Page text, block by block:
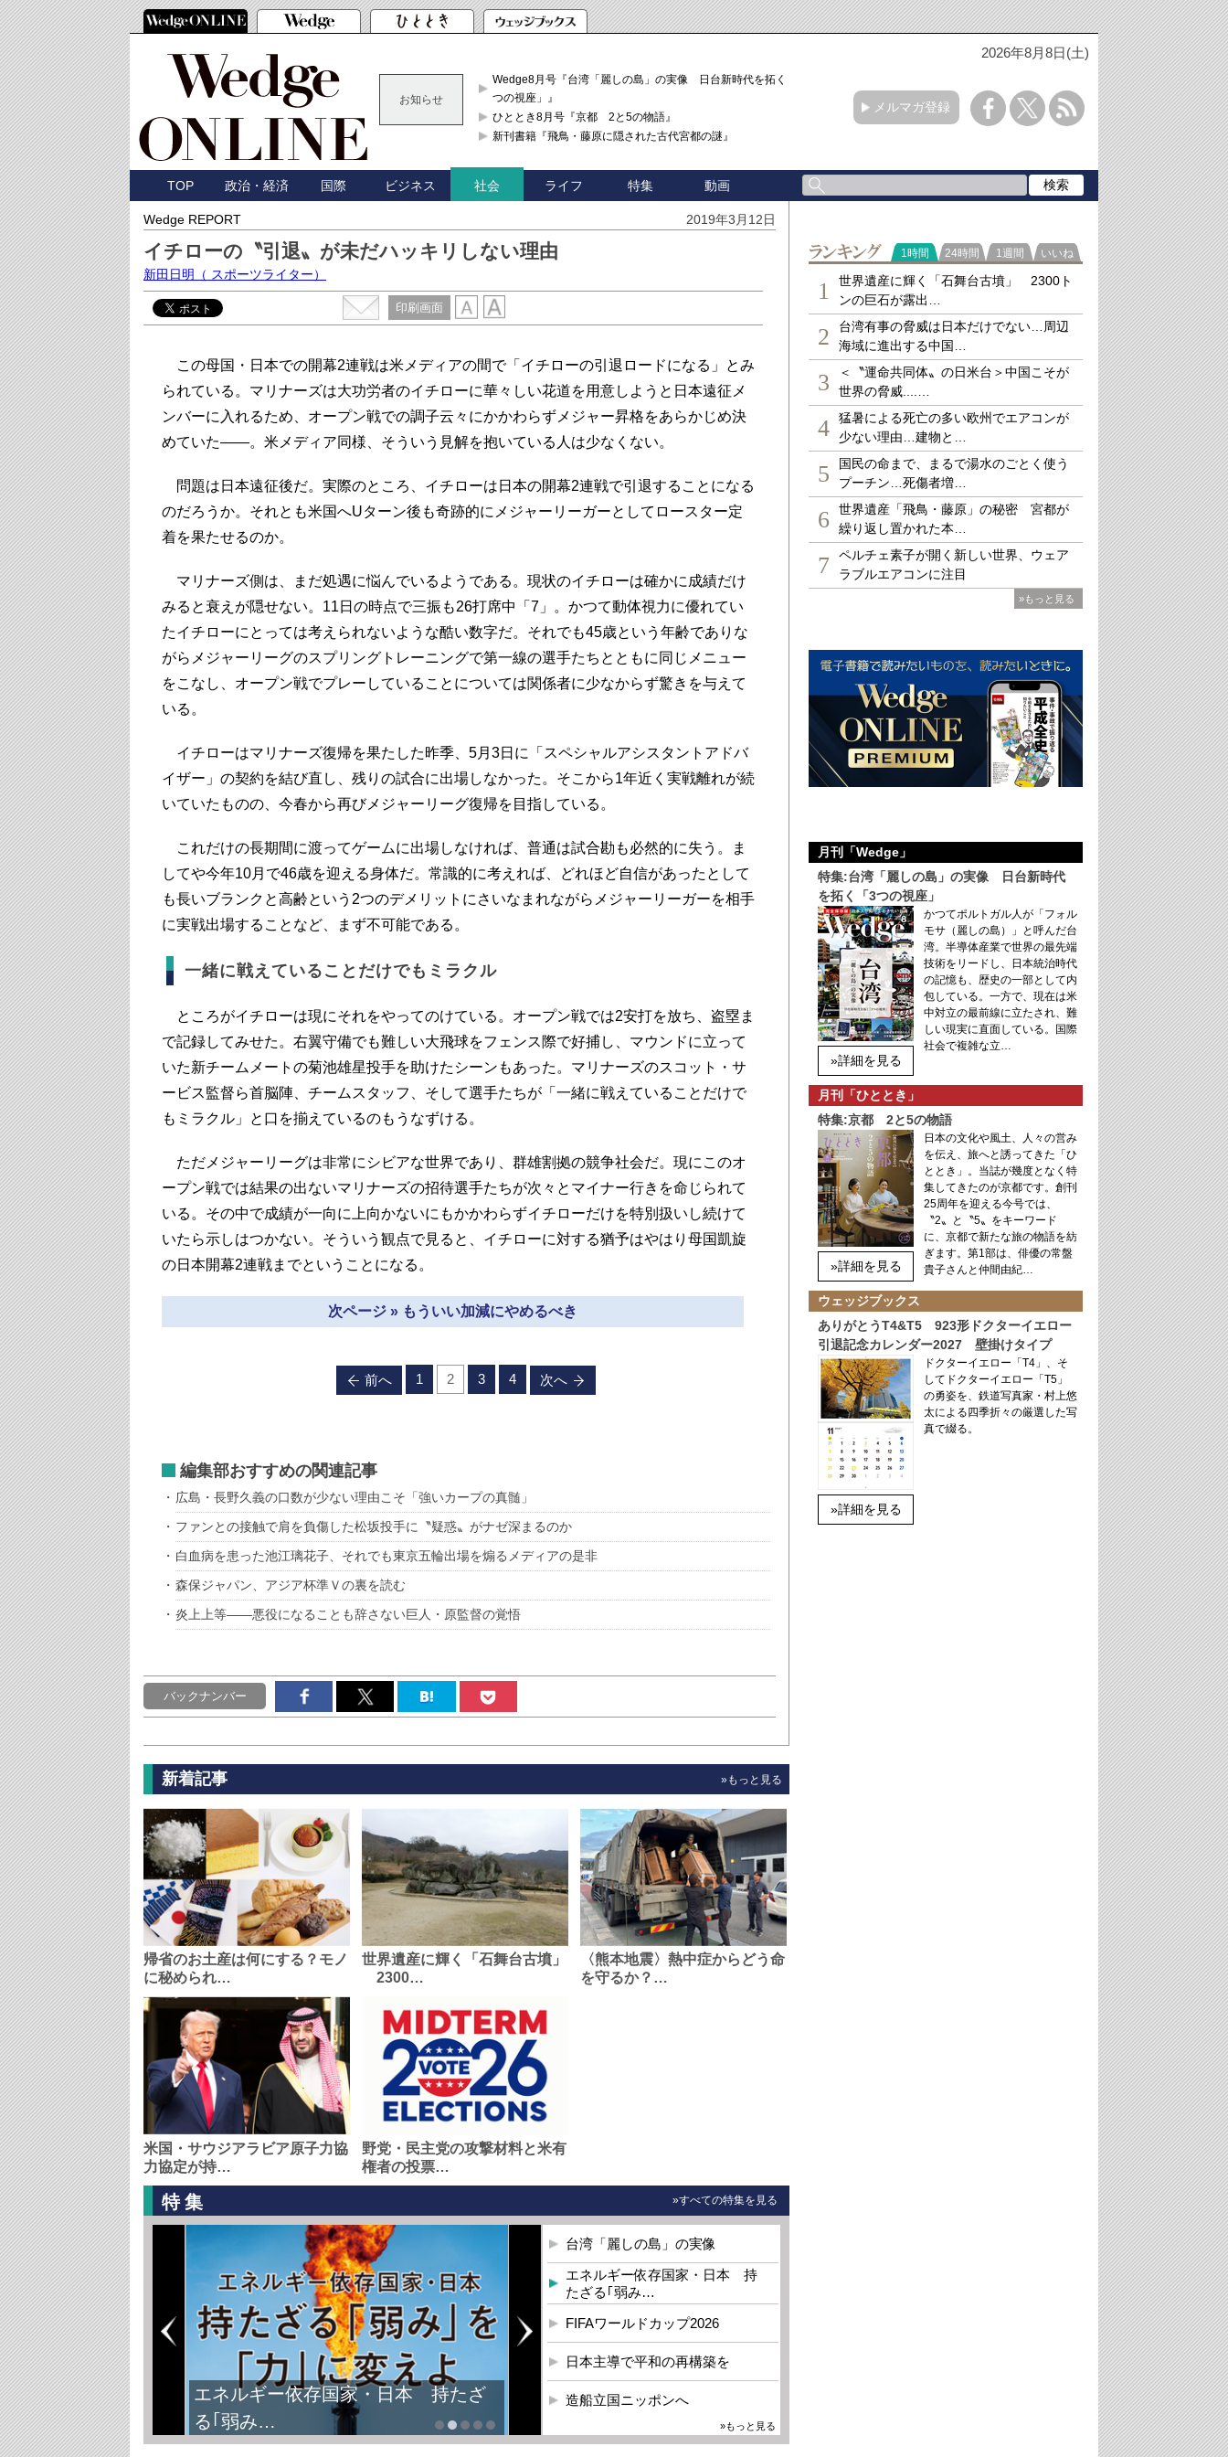
2026年8月8日(土)
お知らせ
Wedge8月号『台湾「麗しの島」の実像 日台新時代を拓く「3
つの視座」』
ひととき8月号『京都 2と5の物語』
新刊書籍『飛鳥・藤原に隠された古代宮都の謎』
メルマガ登録
TOP 政治・経済 国際 ビジネス 社会 ライフ 特集 動画
Wedge REPORT 2019年3月12日
イチローの〝引退〟が未だハッキリしない理由
新田日明 （ スポーツライター）
印刷画面
この母国・日本での開幕2連戦は米メディアの間で「イチローの引退ロードになる」とみ
られている。マリナーズは大功労者のイチローに華々しい花道を用意しようと日本遠征メ
ンバーに入れるため、オープン戦での調子云々にかかわらずメジャー昇格をあらかじめ決
めていた――。米メディア同様、そういう見解を抱いている人は少なくない。
問題は日本遠征後だ。実際のところ、イチローは日本の開幕2連戦で引退することになる
のだろうか。それとも米国へUターン後も奇跡的にメジャーリーガーとしてロースター定
着を果たせるのか。
マリナーズ側は、まだ処遇に悩んでいるようである。現状のイチローは確かに成績だけ
みると衰えが隠せない。11日の時点で三振も26打席中「7」。かつて動体視力に優れてい
たイチローにとっては考えられないような酷い数字だ。それでも45歳という年齢でありな
がらメジャーリーグのスプリングトレーニングで第一線の選手たちとともに同じメニュー
をこなし、オープン戦でプレーしていることについては関係者に少なからず驚きを与えて
いる。
イチローはマリナーズ復帰を果たした昨季、5月3日に「スペシャルアシスタントアドバ
イザー」の契約を結び直し、残りの試合に出場しなかった。そこから1年近く実戦離れが続
いていたものの、今春から再びメジャーリーグ復帰を目指している。
これだけの長期間に渡ってゲームに出場しなければ、普通は試合勘も必然的に失う。ま
してや今年10月で46歳を迎える身体だ。常識的に考えれば、どれほど自信があったとして
も長いブランクと高齢という2つのデメリットにさいなまれながらメジャーリーガーを相手
に実戦出場することなど、まず不可能である。
一緒に戦えていることだけでもミラクル
ところがイチローは現にそれをやってのけている。オープン戦では2安打を放ち、盗塁ま
で記録してみせた。右翼守備でも難しい大飛球をフェンス際で好捕し、マウンドに立って
いた新チームメートの菊池雄星投手を助けたシーンもあった。マリナーズのスコット・サ
ービス監督ら首脳陣、チームスタッフ、そして選手たちが「一緒に戦えていることだけで
もミラクル」と口を揃えているのもうなずける。
ただメジャーリーグは非常にシビアな世界であり、群雄割拠の競争社会だ。現にこのオ
ープン戦では結果の出ないマリナーズの招待選手たちが次々とマイナー行きを命じられて
いる。その中で成績が一向に上向かないにもかかわらずイチローだけを特別扱いし続けて
いたら示しはつかない。そういう観点で見ると、イチローに対する猶予はやはり母国凱旋
の日本開幕2連戦までということになる。
次ページ » もういい加減にやめるべき
前へ 1 2 3 4 次へ
編集部おすすめの関連記事
広島・長野久義の口数が少ない理由こそ「強いカープの真髄」
ファンとの接触で肩を負傷した松坂投手に〝疑惑〟がナゼ深まるのか
白血病を患った池江璃花子、それでも東京五輪出場を煽るメディアの是非
森保ジャパン、アジア杯準Ｖの裏を読む
炎上上等――悪役になることも辞さない巨人・原監督の覚悟
バックナンバー
新着記事 »もっと見る
帰省のお土産は何にする？モノ
に秘められ…
世界遺産に輝く「石舞台古墳」
2300…
〈熊本地震〉熱中症からどう命
を守るか？…
米国・サウジアラビア原子力協
力協定が持…
野党・民主党の攻撃材料と米有
権者の投票…
特集 »すべての特集を見る
エネルギー依存国家・日本 持たざ
る｢弱み…
台湾「麗しの島」の実像
エネルギー依存国家・日本 持
たざる｢弱み…
FIFAワールドカップ2026
日本主導で平和の再構築を
造船立国ニッポンへ
»もっと見る
ランキング
1時間 24時間 1週間 いいね
1
世界遺産に輝く「石舞台古墳」 2300ト
ンの巨石が露出…
2
台湾有事の脅威は日本だけでない…周辺
海域に進出する中国…
3
＜〝運命共同体〟の日米台＞中国こそが
世界の脅威....…
4
猛暑による死亡の多い欧州でエアコンが
少ない理由…建物と…
5
国民の命まで、まるで湯水のごとく使う
プーチン…死傷者増…
6
世界遺産「飛鳥・藤原」の秘密 宮都が
繰り返し置かれた本…
7
ペルチェ素子が開く新しい世界、ウェア
ラブルエアコンに注目
»もっと見る
月刊「Wedge」
特集:台湾「麗しの島」の実像 日台新時代
を拓く「3つの視座」
»詳細を見る
かつてポルトガル人が「フォル
モサ（麗しの島）」と呼んだ台
湾。半導体産業で世界の最先端
技術をリードし、日本統治時代
の記憶も、歴史の一部として内
包している。一方で、現在は米
中対立の最前線に立たされ、難
しい現実に直面している。国際
社会で複雑な立…
月刊「ひととき」
特集:京都 2と5の物語
»詳細を見る
日本の文化や風土、人々の営み
を伝え、旅へと誘ってきた「ひ
ととき」。当誌が幾度となく特
集してきたのが京都です。創刊
25周年を迎える今号では、
〝2〟と〝5〟をキーワード
に、京都で新たな旅の物語を紡
ぎます。第1部は、俳優の常盤
貴子さんと仲間由紀…
ウェッジブックス
ありがとうT4&T5 923形ドクターイエロー
引退記念カレンダー2027 壁掛けタイプ
»詳細を見る
ドクターイエロー「T4」、そ
してドクターイエロー「T5」
の勇姿を、鉄道写真家・村上悠
太による四季折々の厳選した写
真で綴る。